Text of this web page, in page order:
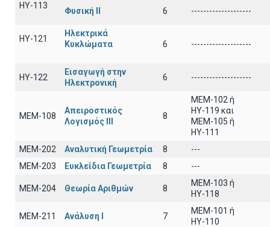
ΗΥ-113
Φυσική ΙΙ 6 --------------------
ΗΥ-121
Ηλεκτρικά
Κυκλώματα
6 --------------------
ΗΥ-122
Εισαγωγή στην
Ηλεκτρονική
6 --------------------
ΜΕΜ-108
Απειροστικός
Λογισμός ΙΙI
8
MEM-102 ή
ΗΥ-119 και
ΜΕΜ-105 ή
ΗΥ-111
ΜΕΜ-202
Αναλυτική Γεωμετρία 8
---
ΜΕΜ-203
Ευκλείδια Γεωμετρία 8 ---
ΜΕΜ-204 Θεωρία Αριθμών 8
ΜΕΜ-103 ή
ΗΥ-118
ΜΕΜ-211 Ανάλυση Ι 7
ΜΕΜ-101 ή
ΗΥ-110